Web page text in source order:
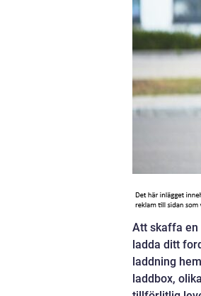
Att skaffa en
ladda ditt
laddning
laddbox,